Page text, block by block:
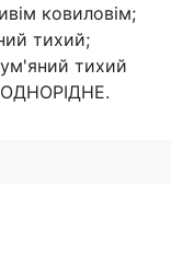
ковиловім;
тихий;
тихий